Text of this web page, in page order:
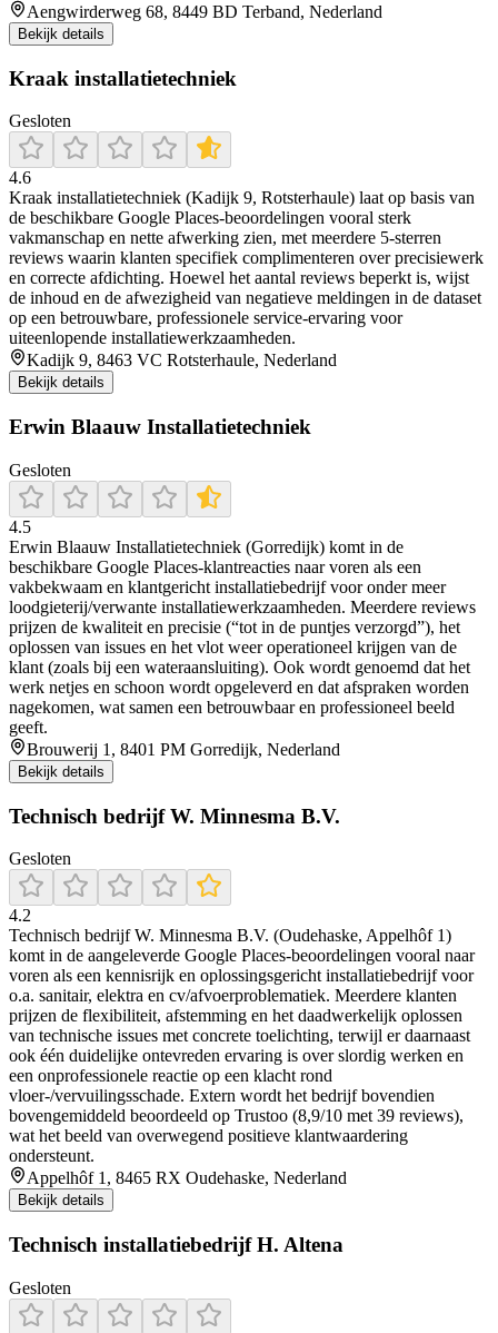
Aengwirderweg 68, 8449 BD Terband, Nederland
Bekijk details
Kraak installatietechniek
Gesloten
4.6
Kraak installatietechniek (Kadijk 9, Rotsterhaule) laat op basis van
de beschikbare Google Places-beoordelingen vooral sterk
vakmanschap en nette afwerking zien, met meerdere 5-sterren
reviews waarin klanten specifiek complimenteren over precisiewerk
en correcte afdichting. Hoewel het aantal reviews beperkt is, wijst
de inhoud en de afwezigheid van negatieve meldingen in de dataset
op een betrouwbare, professionele service-ervaring voor
uiteenlopende installatiewerkzaamheden.
Kadijk 9, 8463 VC Rotsterhaule, Nederland
Bekijk details
Erwin Blaauw Installatietechniek
Gesloten
4.5
Erwin Blaauw Installatietechniek (Gorredijk) komt in de
beschikbare Google Places-klantreacties naar voren als een
vakbekwaam en klantgericht installatiebedrijf voor onder meer
loodgieterij/verwante installatiewerkzaamheden. Meerdere reviews
prijzen de kwaliteit en precisie (“tot in de puntjes verzorgd”), het
oplossen van issues en het vlot weer operationeel krijgen van de
klant (zoals bij een wateraansluiting). Ook wordt genoemd dat het
werk netjes en schoon wordt opgeleverd en dat afspraken worden
nagekomen, wat samen een betrouwbaar en professioneel beeld
geeft.
Brouwerij 1, 8401 PM Gorredijk, Nederland
Bekijk details
Technisch bedrijf W. Minnesma B.V.
Gesloten
4.2
Technisch bedrijf W. Minnesma B.V. (Oudehaske, Appelhôf 1)
komt in de aangeleverde Google Places-beoordelingen vooral naar
voren als een kennisrijk en oplossingsgericht installatiebedrijf voor
o.a. sanitair, elektra en cv/afvoerproblematiek. Meerdere klanten
prijzen de flexibiliteit, afstemming en het daadwerkelijk oplossen
van technische issues met concrete toelichting, terwijl er daarnaast
ook één duidelijke ontevreden ervaring is over slordig werken en
een onprofessionele reactie op een klacht rond
vloer-/vervuilingsschade. Extern wordt het bedrijf bovendien
bovengemiddeld beoordeeld op Trustoo (8,9/10 met 39 reviews),
wat het beeld van overwegend positieve klantwaardering
ondersteunt.
Appelhôf 1, 8465 RX Oudehaske, Nederland
Bekijk details
Technisch installatiebedrijf H. Altena
Gesloten